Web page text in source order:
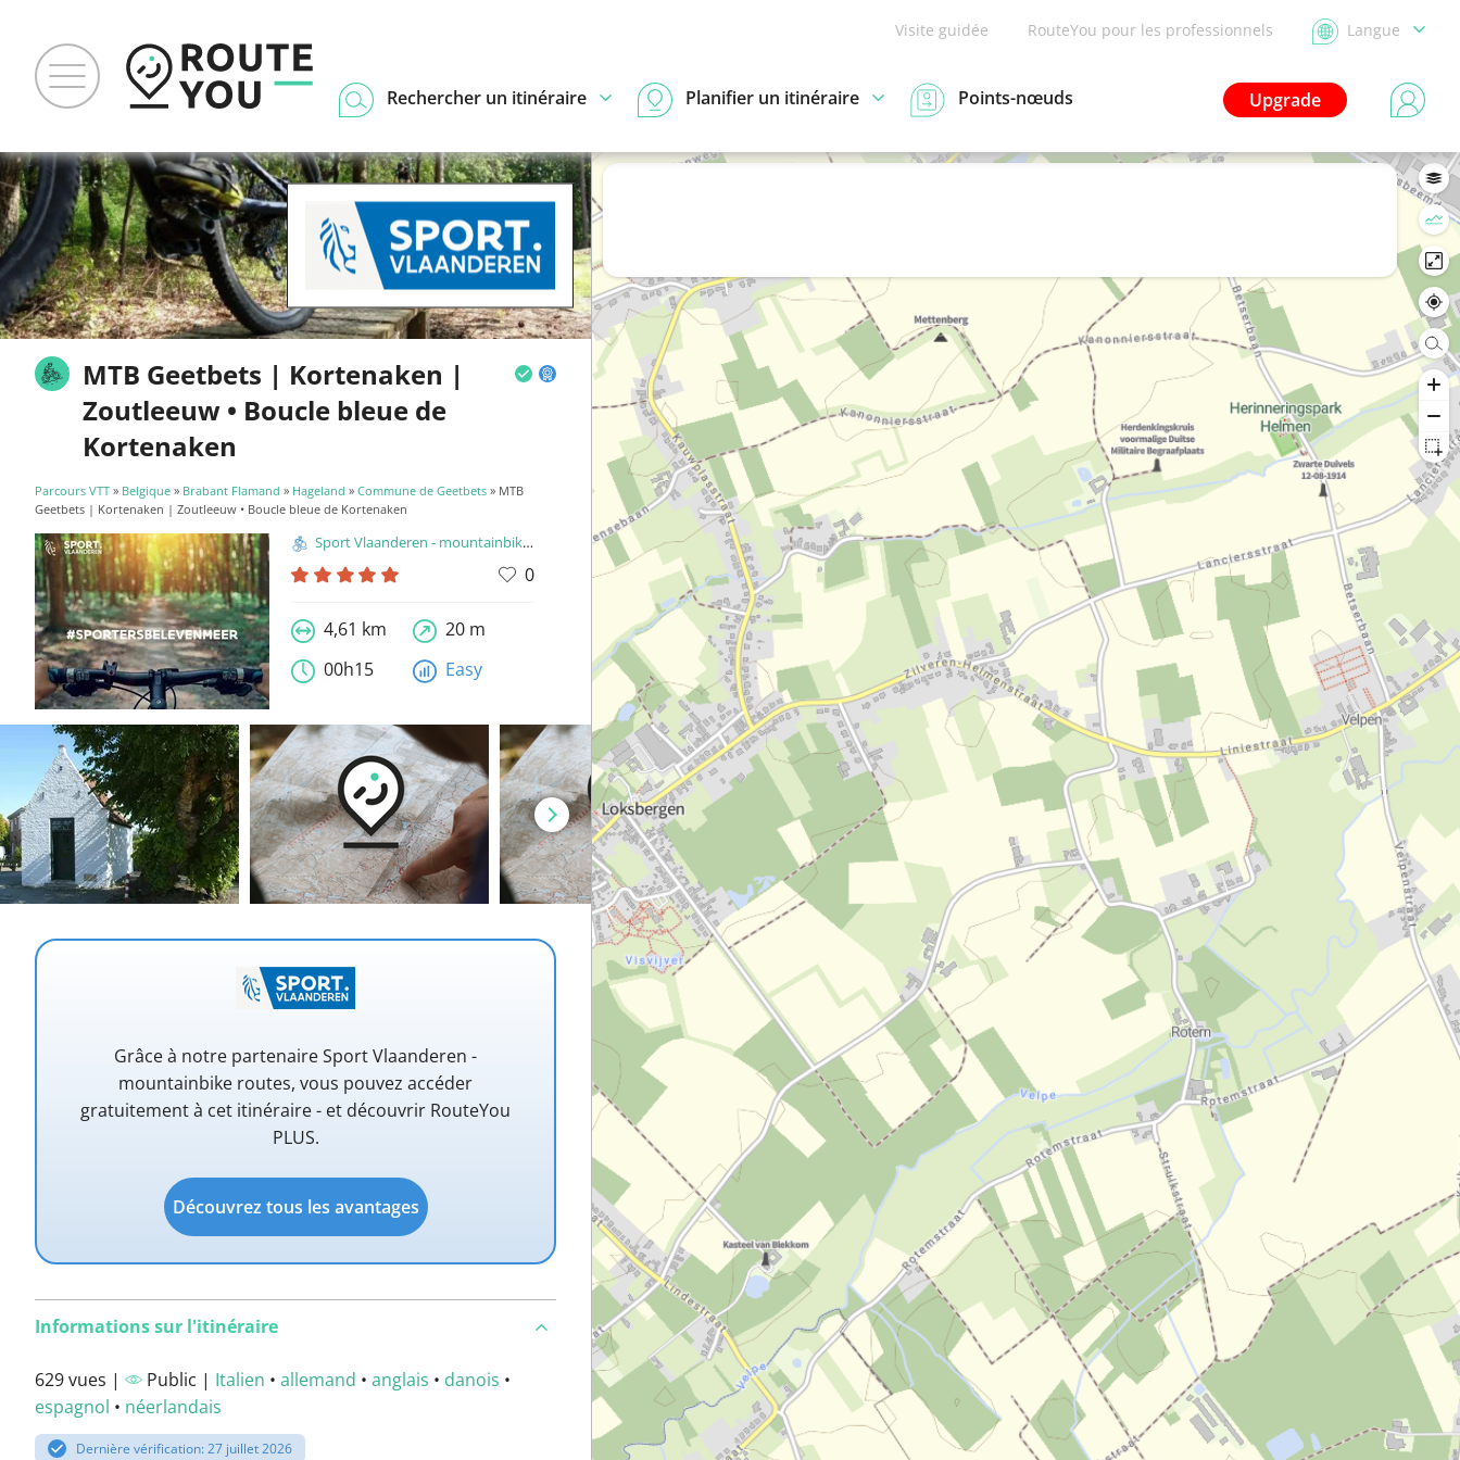
Visite guidée RouteYou pour les professionnels Langue
Upgrade
Rechercher un itinéraire Planifier un itinéraire Points-nœuds
MTB Geetbets | Kortenaken |
Zoutleeuw • Boucle bleue de
Kortenaken
Parcours VTT » Belgique » Brabant Flamand » Hageland » Commune de Geetbets » MTB
Geetbets | Kortenaken | Zoutleeuw • Boucle bleue de Kortenaken
Sport Vlaanderen - mountainbike routes
0
4,61 km
20 m
00h15
Easy
Grâce à notre partenaire Sport Vlaanderen -
mountainbike routes, vous pouvez accéder
gratuitement à cet itinéraire - et découvrir RouteYou
PLUS.
Découvrez tous les avantages
Informations sur l'itinéraire
629 vues | Public | Italien • allemand • anglais • danois •
espagnol • néerlandais
Dernière vérification: 27 juillet 2026